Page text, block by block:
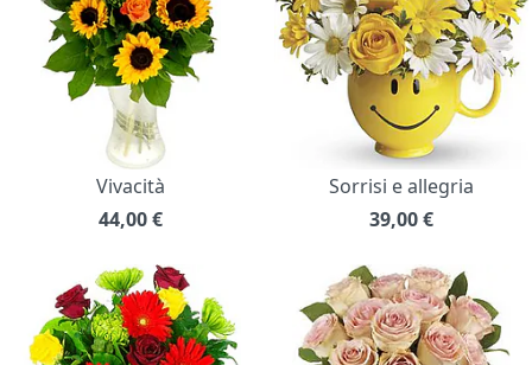
Vivacità
44,00€
Sorrisi e allegria
39,00€